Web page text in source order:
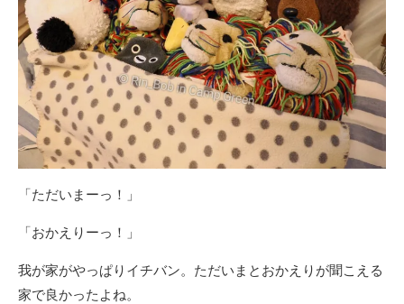
「ただいまーっ！」
「おかえりーっ！」
我が家がやっぱりイチバン。ただいまとおかえりが聞こえる
家で良かったよね。